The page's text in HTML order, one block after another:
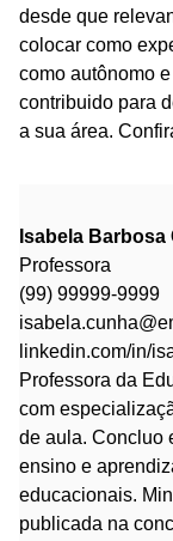
desde que
colocar como
como autônomo
contribuido para
a sua área.
Isabela Barbosa
Professora
(99) 99999-9999
linkedin.com/in/
Professora da
com
de aula. Concluo
ensino e
educacionais.
publicada na